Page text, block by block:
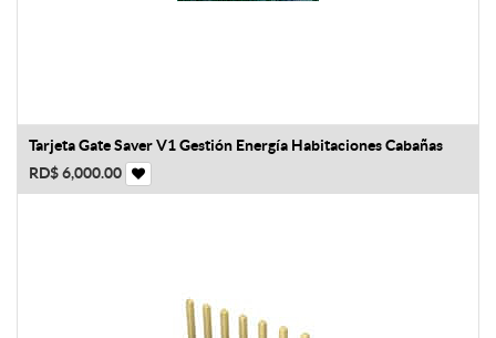
Tarjeta Gate Saver V1 Gestión Energía Habitaciones Cabañas
RD$6,000.00